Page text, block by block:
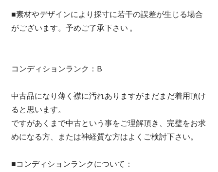
■素材やデザインにより採寸に若干の誤差が生じる場合
がございます。予めご了承下さい 。
コンディションランク：B
中古品になり薄く襟に汚れありますがまだまだ着用頂け
ると思います。
ですがあくまで中古という事をご理解頂き、完璧をお求
めになる方、または神経質な方はよくご検討下さい。
■コンディションランクについて：